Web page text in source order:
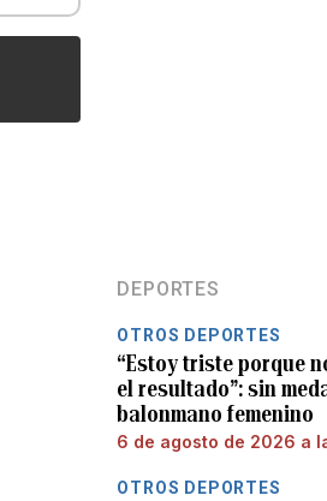
DEPORTES
OTROS DEPORTES
“Estoy triste porque
el resultado”: sin
balonmano femenino
6 de agosto de 2026 a
OTROS DEPORTES